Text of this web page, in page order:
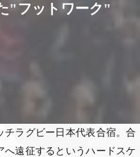
"フットワーク"
ラグビー日本代表合宿。合
遠征するというハードスケ